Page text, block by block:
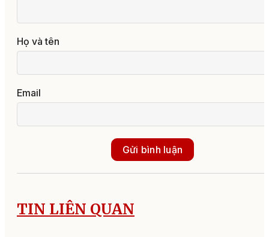
Họ và tên
Email
Gửi bình luận
TIN LIÊN QUAN